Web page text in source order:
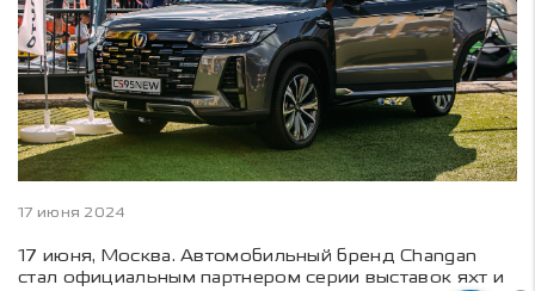
17 июня 2024
17 июня, Москва. Автомобильный бренд Changan
стал официальным партнером серии выставок яхт и